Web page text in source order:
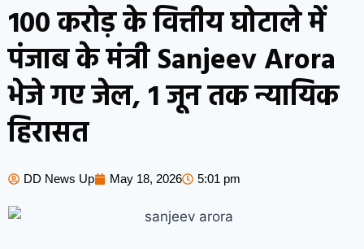
100 करोड़ के वित्तीय घोटाले में
पंजाब के मंत्री Sanjeev Arora
भेजे गए जेल, 1 जून तक न्यायिक
हिरासत
DD News Up May 18, 2026 5:01 pm